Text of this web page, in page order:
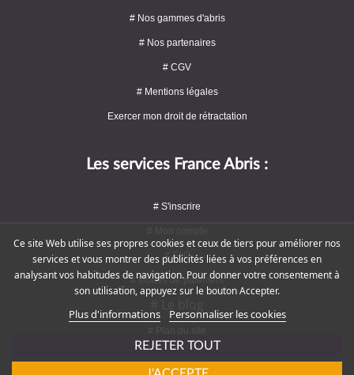
# Nos gammes d'abris
# Nos partenaires
# CGV
# Mentions légales
Exercer mon droit de rétractation
Les services France Abris :
# S'inscrire
# FAQ
# Modes de paiement
Ce site Web utilise ses propres cookies et ceux de tiers pour améliorer nos
services et vous montrer des publicités liées à vos préférences en
analysant vos habitudes de navigation. Pour donner votre consentement à
son utilisation, appuyez sur le bouton Accepter.
Plus d'informations Personnaliser les cookies
REJETER TOUT